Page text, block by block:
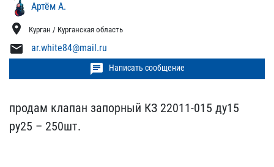
Артём А.
location_on Курган / Курганская область
mail ar.white84@mail.ru
chat Написать сообщение
продам клапан запорный К​З 22011-015 ду15
ру25 –​ 250шт.